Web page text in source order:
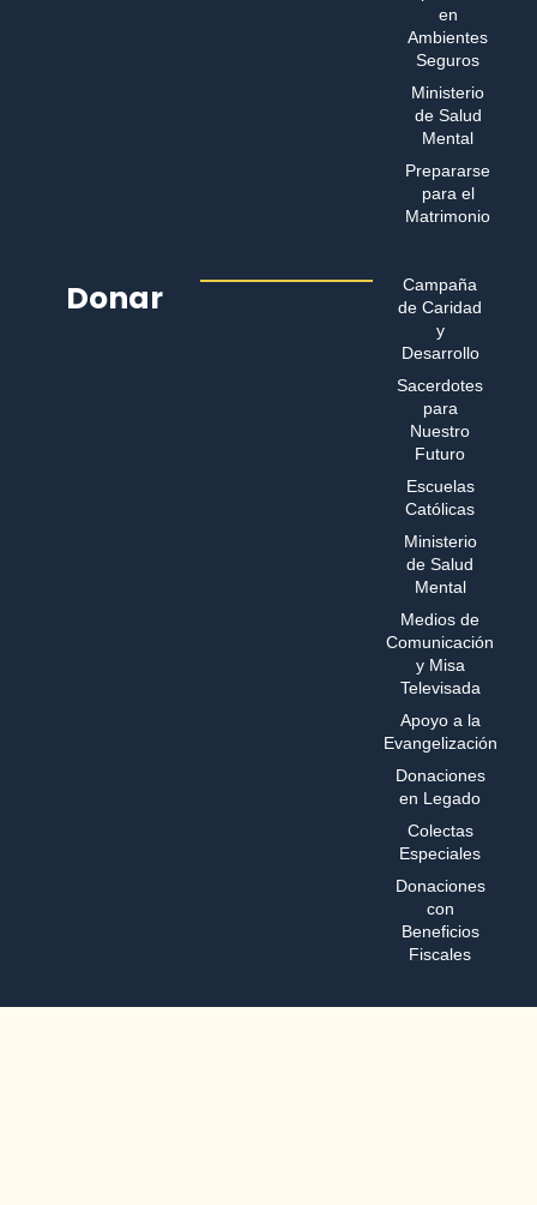
en
Ambientes
Seguros
Ministerio
de Salud
Mental
Prepararse
para el
Matrimonio
Donar
Campaña
de Caridad
y
Desarrollo
Sacerdotes
para
Nuestro
Futuro
Escuelas
Católicas
Ministerio
de Salud
Mental
Medios de
Comunicación
y Misa
Televisada
Apoyo a la
Evangelización
Donaciones
en Legado
Colectas
Especiales
Donaciones
con
Beneficios
Fiscales